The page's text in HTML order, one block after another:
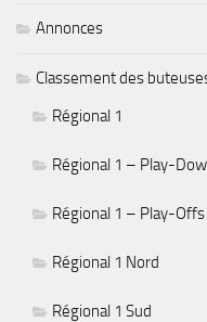
Annonces
Classement des
Régional 1
Régional 1 – Play-
Régional 1 – Play-Offs
Régional 1 Nord
Régional 1 Sud